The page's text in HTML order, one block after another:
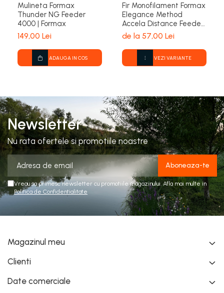
Mulineta Formax
Thunder NG Feeder
4000 | Formax
149,00 Lei
ADAUGA IN COS
Fir Monofilament Formax
Elegance Method
Accela Distance Feeder
Fluo 1000m | Formax
de la 57,00 Lei
VEZI VARIANTE
Newsletter
Nu rata ofertele si promotiile noastre
Vreau sa primesc newsletter cu promotiile magazinului. Afla mai multe in
Politica de Confidentialitate
Magazinul meu
Clienti
Date comerciale